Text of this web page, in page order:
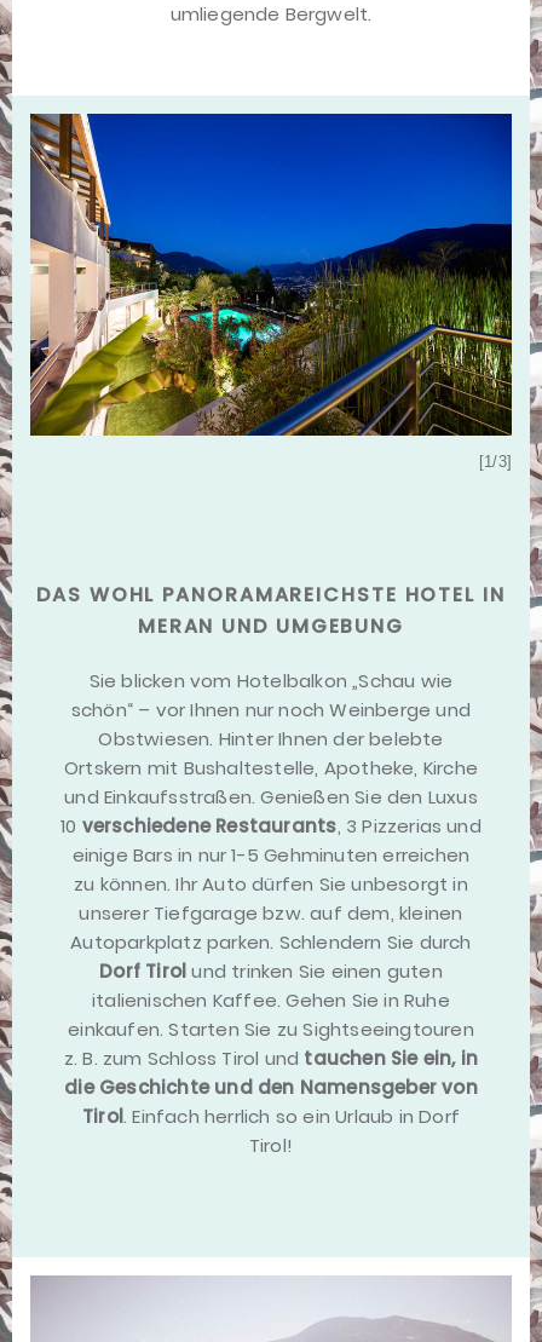
umliegende Bergwelt.
3] [1/3]
DAS WOHL PANORAMAREICHSTE HOTEL IN
MERAN UND UMGEBUNG
Sie blicken vom Hotelbalkon „Schau wie
schön“ – vor Ihnen nur noch Weinberge und
Obstwiesen. Hinter Ihnen der belebte
Ortskern mit Bushaltestelle, Apotheke, Kirche
und Einkaufsstraßen. Genießen Sie den Luxus
10 verschiedene Restaurants, 3 Pizzerias und
einige Bars in nur 1-5 Gehminuten erreichen
zu können. Ihr Auto dürfen Sie unbesorgt in
unserer Tiefgarage bzw. auf dem, kleinen
Autoparkplatz parken. Schlendern Sie durch
Dorf Tirolund trinken Sie einen guten
italienischen Kaffee. Gehen Sie in Ruhe
einkaufen. Starten Sie zu Sightseeingtouren
z. B. zum Schloss Tirol und tauchen Sie ein, in
die Geschichte und den Namensgeber von
Tirol. Einfach herrlich so ein Urlaub in Dorf
Tirol!